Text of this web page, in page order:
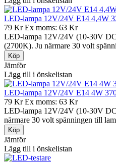
LED-lampa 12V/24V E14 4,4W
79 KrEx moms: 63 Kr
LED-lampa 12V/24V (10-30V
(2700K). Ju närmare 30 volt
Jämför
Lägg till i önskelistan
LED-lampa 12V/24V E14 4W
79 KrEx moms: 63 Kr
LED-lampa 12V/24V (10-30V
närmare 30 volt spänningen till
Jämför
Lägg till i önskelistan